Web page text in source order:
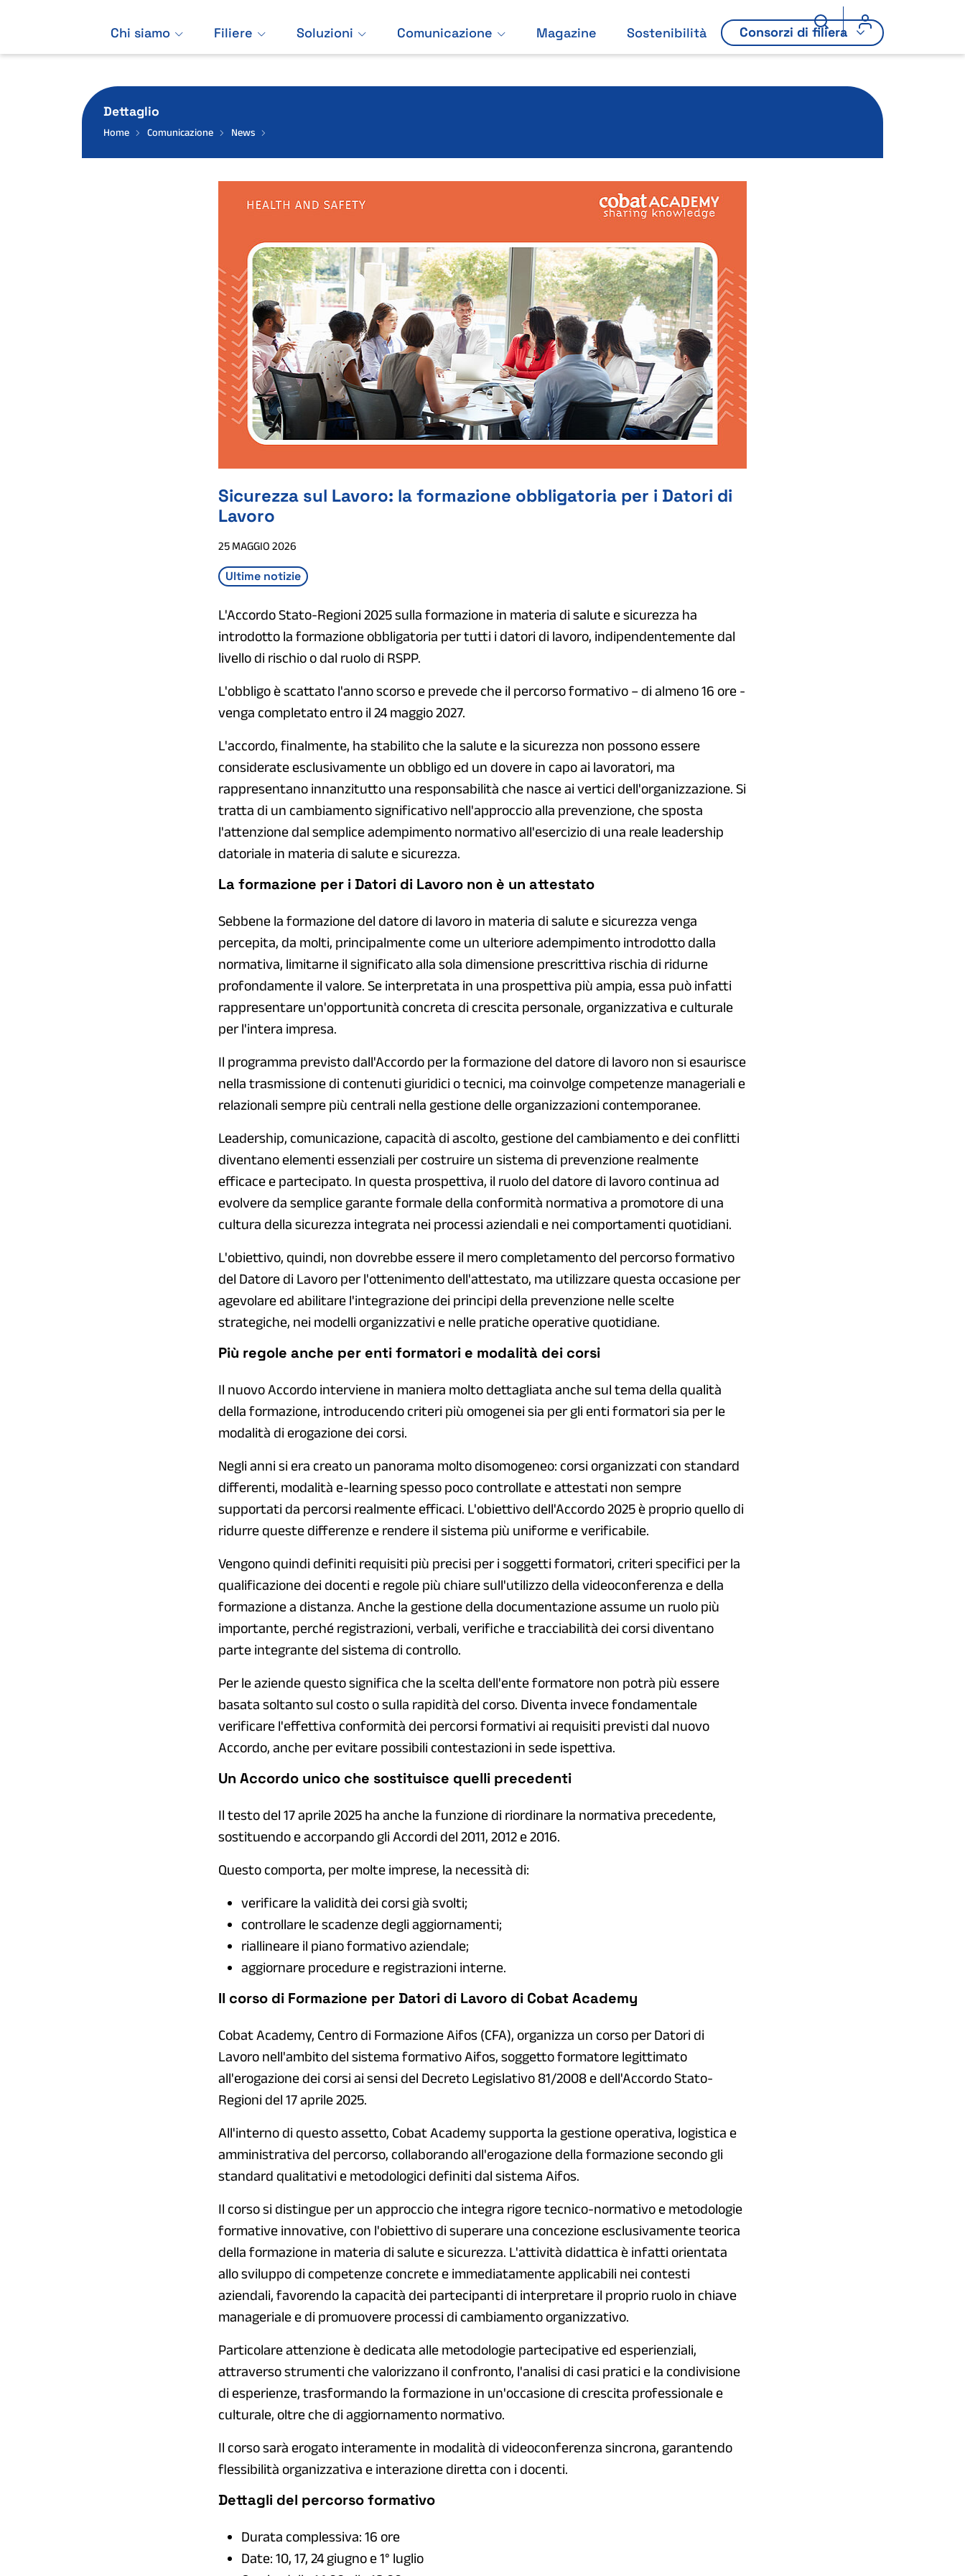
Chi siamo Filiere Soluzioni Comunicazione Magazine Sostenibilità Consorzi di filiera
Dettaglio
Home Comunicazione News
Sicurezza sul Lavoro: la formazione obbligatoria per i Datori di
Lavoro
25 MAGGIO 2026
Ultime notizie
L'Accordo Stato-Regioni 2025 sulla formazione in materia di salute e sicurezza ha
introdotto la formazione obbligatoria per tutti i datori di lavoro, indipendentemente dal
livello di rischio o dal ruolo di RSPP.
L'obbligo è scattato l'anno scorso e prevede che il percorso formativo – di almeno 16 ore -
venga completato entro il 24 maggio 2027.
L'accordo, finalmente, ha stabilito che la salute e la sicurezza non possono essere
considerate esclusivamente un obbligo ed un dovere in capo ai lavoratori, ma
rappresentano innanzitutto una responsabilità che nasce ai vertici dell'organizzazione. Si
tratta di un cambiamento significativo nell'approccio alla prevenzione, che sposta
l'attenzione dal semplice adempimento normativo all'esercizio di una reale leadership
datoriale in materia di salute e sicurezza.
La formazione per i Datori di Lavoro non è un attestato
Sebbene la formazione del datore di lavoro in materia di salute e sicurezza venga
percepita, da molti, principalmente come un ulteriore adempimento introdotto dalla
normativa, limitarne il significato alla sola dimensione prescrittiva rischia di ridurne
profondamente il valore. Se interpretata in una prospettiva più ampia, essa può infatti
rappresentare un'opportunità concreta di crescita personale, organizzativa e culturale
per l'intera impresa.
Il programma previsto dall'Accordo per la formazione del datore di lavoro non si esaurisce
nella trasmissione di contenuti giuridici o tecnici, ma coinvolge competenze manageriali e
relazionali sempre più centrali nella gestione delle organizzazioni contemporanee.
Leadership, comunicazione, capacità di ascolto, gestione del cambiamento e dei conflitti
diventano elementi essenziali per costruire un sistema di prevenzione realmente
efficace e partecipato. In questa prospettiva, il ruolo del datore di lavoro continua ad
evolvere da semplice garante formale della conformità normativa a promotore di una
cultura della sicurezza integrata nei processi aziendali e nei comportamenti quotidiani.
L'obiettivo, quindi, non dovrebbe essere il mero completamento del percorso formativo
del Datore di Lavoro per l'ottenimento dell'attestato, ma utilizzare questa occasione per
agevolare ed abilitare l'integrazione dei principi della prevenzione nelle scelte
strategiche, nei modelli organizzativi e nelle pratiche operative quotidiane.
Più regole anche per enti formatori e modalità dei corsi
Il nuovo Accordo interviene in maniera molto dettagliata anche sul tema della qualità
della formazione, introducendo criteri più omogenei sia per gli enti formatori sia per le
modalità di erogazione dei corsi.
Negli anni si era creato un panorama molto disomogeneo: corsi organizzati con standard
differenti, modalità e-learning spesso poco controllate e attestati non sempre
supportati da percorsi realmente efficaci. L'obiettivo dell'Accordo 2025 è proprio quello di
ridurre queste differenze e rendere il sistema più uniforme e verificabile.
Vengono quindi definiti requisiti più precisi per i soggetti formatori, criteri specifici per la
qualificazione dei docenti e regole più chiare sull'utilizzo della videoconferenza e della
formazione a distanza. Anche la gestione della documentazione assume un ruolo più
importante, perché registrazioni, verbali, verifiche e tracciabilità dei corsi diventano
parte integrante del sistema di controllo.
Per le aziende questo significa che la scelta dell'ente formatore non potrà più essere
basata soltanto sul costo o sulla rapidità del corso. Diventa invece fondamentale
verificare l'effettiva conformità dei percorsi formativi ai requisiti previsti dal nuovo
Accordo, anche per evitare possibili contestazioni in sede ispettiva.
Un Accordo unico che sostituisce quelli precedenti
Il testo del 17 aprile 2025 ha anche la funzione di riordinare la normativa precedente,
sostituendo e accorpando gli Accordi del 2011, 2012 e 2016.
Questo comporta, per molte imprese, la necessità di:
verificare la validità dei corsi già svolti;
controllare le scadenze degli aggiornamenti;
riallineare il piano formativo aziendale;
aggiornare procedure e registrazioni interne.
Il corso di Formazione per Datori di Lavoro di Cobat Academy
Cobat Academy, Centro di Formazione Aifos (CFA), organizza un corso per Datori di
Lavoro nell'ambito del sistema formativo Aifos, soggetto formatore legittimato
all'erogazione dei corsi ai sensi del Decreto Legislativo 81/2008 e dell'Accordo Stato-
Regioni del 17 aprile 2025.
All'interno di questo assetto, Cobat Academy supporta la gestione operativa, logistica e
amministrativa del percorso, collaborando all'erogazione della formazione secondo gli
standard qualitativi e metodologici definiti dal sistema Aifos.
Il corso si distingue per un approccio che integra rigore tecnico-normativo e metodologie
formative innovative, con l'obiettivo di superare una concezione esclusivamente teorica
della formazione in materia di salute e sicurezza. L'attività didattica è infatti orientata
allo sviluppo di competenze concrete e immediatamente applicabili nei contesti
aziendali, favorendo la capacità dei partecipanti di interpretare il proprio ruolo in chiave
manageriale e di promuovere processi di cambiamento organizzativo.
Particolare attenzione è dedicata alle metodologie partecipative ed esperienziali,
attraverso strumenti che valorizzano il confronto, l'analisi di casi pratici e la condivisione
di esperienze, trasformando la formazione in un'occasione di crescita professionale e
culturale, oltre che di aggiornamento normativo.
Il corso sarà erogato interamente in modalità di videoconferenza sincrona, garantendo
flessibilità organizzativa e interazione diretta con i docenti.
Dettagli del percorso formativo
Durata complessiva: 16 ore
Date: 10, 17, 24 giugno e 1° luglio